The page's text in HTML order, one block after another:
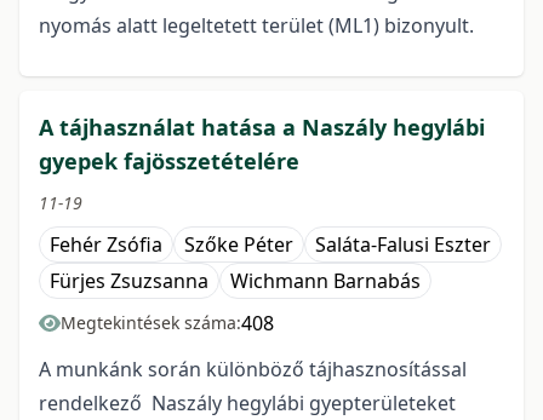
nyomás alatt legeltetett terület (ML1) bizonyult.
A tájhasználat hatása a Naszály hegylábi
gyepek fajösszetételére
11-19
Fehér Zsófia Szőke Péter
Saláta-Falusi Eszter
Fürjes Zsuzsanna
Wichmann Barnabás
Megtekintések száma:408
A munkánk során különböző tájhasznosítással
rendelkező Naszály hegylábi gyepterületeket